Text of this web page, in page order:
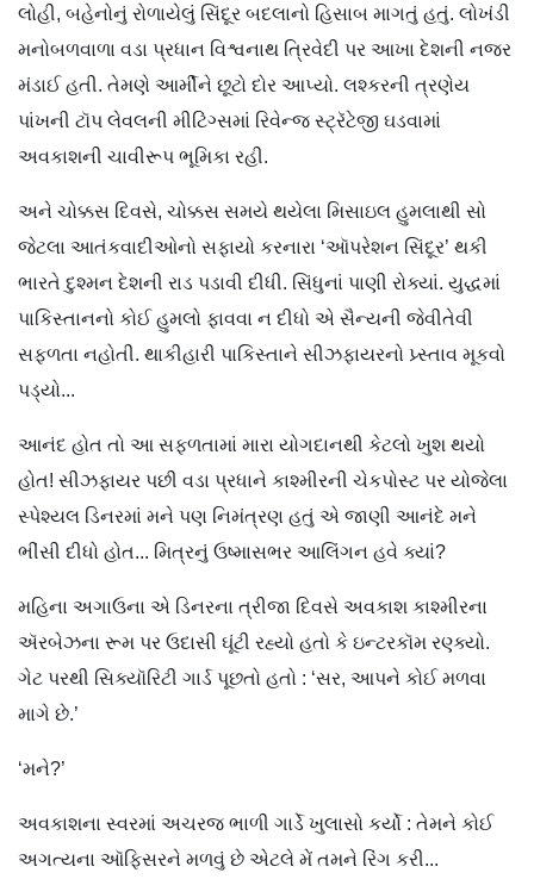
લોહી, બહેનોનું રોળાયેલું સિંદૂર બદલાનો હિસાબ માગતું હતું. લોખંડી
મનોબળવાળા વડા પ્રધાન વિશ્વનાથ ત્રિવેદી પર આખા દેશની નજર
મંડાઈ હતી. તેમણે આર્મીને છૂટો દોર આપ્યો. લશ્કરની ત્રણેય
પાંખની ટૉપ લેવલની મીટિંગ્સમાં રિવેન્જ સ્ટ્રૅટેજી ઘડવામાં
અવકાશની ચાવીરૂપ ભૂમિકા રહી.
અને ચોક્કસ દિવસે, ચોક્કસ સમયે થયેલા મિસાઇલ હુમલાથી સો
જેટલા આતંકવાદીઓનો સફાયો કરનારા ‘ઑપરેશન સિંદૂર’ થકી
ભારતે દુશ્મન દેશની રાડ પડાવી દીધી. સિંધુનાં પાણી રોક્યાં. યુદ્ધમાં
પાકિસ્તાનનો કોઈ હુમલો ફાવવા ન દીધો એ સૈન્યની જેવીતેવી
સફળતા નહોતી. થાકીહારી પાકિસ્તાને સીઝફાયરનો પ્ર્સ્તાવ મૂકવો
પડ્યો...
આનંદ હોત તો આ સફળતામાં મારા યોગદાનથી કેટલો ખુશ થયો
હોત! સીઝફાયર પછી વડા પ્રધાને કાશ્મીરની ચેકપોસ્ટ પર યોજેલા
સ્પેશ્યલ ડિનરમાં મને પણ નિમંત્રણ હતું એ જાણી આનંદે મને
ભીંસી દીધો હોત... મિત્રનું ઉષ્માસભર આલિંગન હવે ક્યાં?
મહિના અગાઉના એ ડિનરના ત્રીજા દિવસે અવકાશ કાશ્મીરના
ઍરબેઝના રૂમ પર ઉદાસી ઘૂંટી રહ્યો હતો કે ઇન્ટરકૉમ રણ્ક્યો.
ગેટ પરથી સિક્યૉરિટી ગાર્ડ પૂછતો હતો : ‘સર, આપને કોઈ મળવા
માગે છે.’
‘મને?’
અવકાશના સ્વરમાં અચરજ ભાળી ગાર્ડે ખુલાસો કર્યો : તેમને કોઈ
અગત્યના ઑફિસરને મળવું છે એટલે મેં તમને રિંગ કરી...